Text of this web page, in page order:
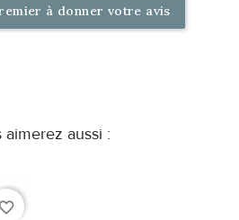
à donner votre avis
aimerez aussi :